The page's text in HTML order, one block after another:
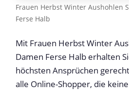
Frauen Herbst Winter Aushohlen
Ferse Halb
Mit Frauen Herbst Winter
Damen Ferse Halb erhalten
höchsten Ansprüchen
alle Online-Shopper, die